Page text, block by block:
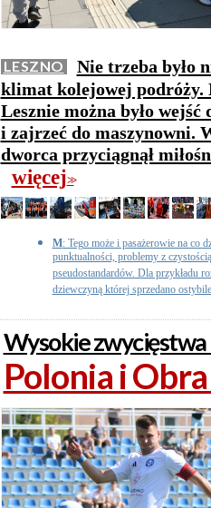
LESZNO
Nie trzeba było
klimat kolejowej podróży.
Lesznie można było
i zajrzeć do maszynowni.
dworca przyciągnął
więcej>>
M: Tego może i pasażerowie na co
punktualności, problemy z
pseudostandardów. Dla przykładu
dziewczyną której sprzedano
Wysokie zwycięstwa
Polonia i